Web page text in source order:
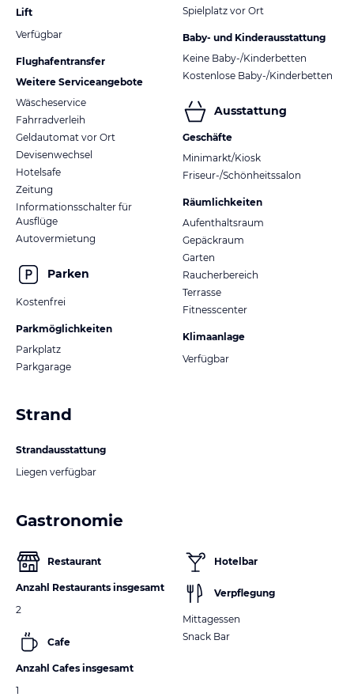
Lift
Verfügbar
Flughafentransfer
Weitere Serviceangebote
Wäscheservice
Fahrradverleih
Geldautomat vor Ort
Devisenwechsel
Hotelsafe
Zeitung
Informationsschalter für
Ausflüge
Autovermietung
Parken
Kostenfrei
Parkmöglichkeiten
Parkplatz
Parkgarage
Spielplatz vor Ort
Baby- und Kinderausstattung
Keine Baby-/Kinderbetten
Kostenlose Baby-/Kinderbetten
Ausstattung
Geschäfte
Minimarkt/Kiosk
Friseur-/Schönheitssalon
Räumlichkeiten
Aufenthaltsraum
Gepäckraum
Garten
Raucherbereich
Terrasse
Fitnesscenter
Klimaanlage
Verfügbar
Strand
Strandausstattung
Liegen verfügbar
Gastronomie
Restaurant
Anzahl Restaurants insgesamt
2
Cafe
Anzahl Cafes insgesamt
1
Hotelbar
Verpflegung
Mittagessen
Snack Bar